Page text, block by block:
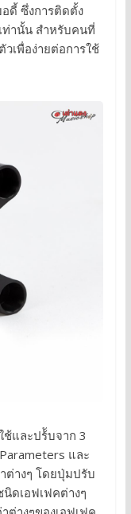
ดี้ ซึ่งการติดตั้ง
ท่านั้น สำหรับคนที่
เพื่อง่ายต่อการใช้
ช้และปร้ับจาก 3
และ
ต่างๆ โดยปุ่มปรับ
ดเอฟเฟคต่างๆ